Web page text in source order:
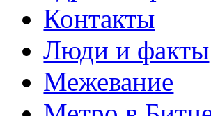
Контакты
Люди и факты
Межевание